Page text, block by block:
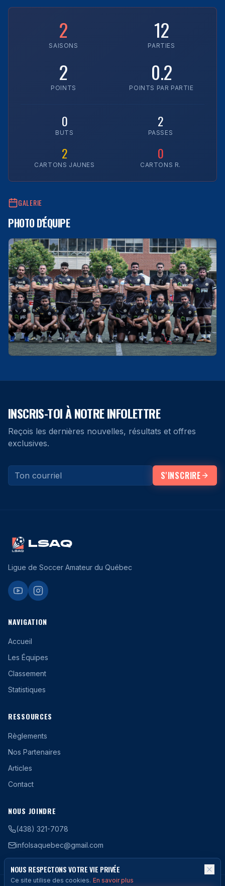
2
SAISONS
12
PARTIES
2
POINTS
0.2
POINTS PAR PARTIE
0
BUTS
2
PASSES
2
CARTONS JAUNES
0
CARTONS R.
GALERIE
PHOTO D'ÉQUIPE
INSCRIS-TOI À NOTRE INFOLETTRE
Reçois les dernières nouvelles, résultats et offres
exclusives.
S'INSCRIRE
LSAQ
Ligue de Soccer Amateur du Québec
NAVIGATION
Accueil
Les Équipes
Classement
Statistiques
RESSOURCES
Règlements
Nos Partenaires
Articles
Contact
NOUS JOINDRE
(438) 321-7078
infolsaquebec@gmail.com
NOUS RESPECTONS VOTRE VIE PRIVÉE
Ce site utilise des cookies. En savoir plus